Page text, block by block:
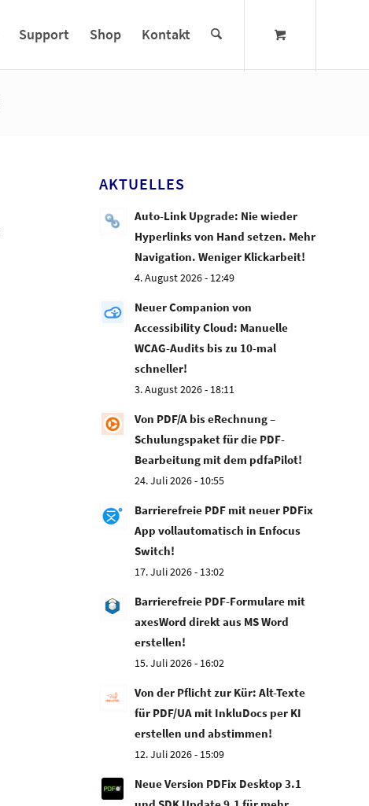
Support Shop Kontakt
AKTUELLES
Auto-Link Upgrade: Nie wieder
Hyperlinks von Hand setzen. Mehr
Navigation. Weniger Klickarbeit!
4. August 2026 - 12:49
Neuer Companion von
Accessibility Cloud: Manuelle
WCAG-Audits bis zu 10-mal
schneller!
3. August 2026 - 18:11
Von PDF/A bis eRechnung –
Schulungspaket für die PDF-
Bearbeitung mit dem pdfaPilot!
24. Juli 2026 - 10:55
Barrierefreie PDF mit neuer PDFix
App vollautomatisch in Enfocus
Switch!
17. Juli 2026 - 13:02
Barrierefreie PDF-Formulare mit
axesWord direkt aus MS Word
erstellen!
15. Juli 2026 - 16:02
Von der Pflicht zur Kür: Alt-Texte
für PDF/UA mit InkluDocs per KI
erstellen und abstimmen!
12. Juli 2026 - 15:09
Neue Version PDFix Desktop 3.1